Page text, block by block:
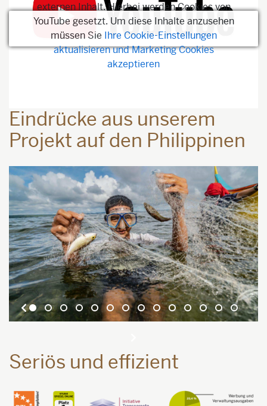
externen Inhalt. Hierbei werden Cookies von
YouTube gesetzt. Um diese Inhalte anzusehen
müssen Sie Ihre Cookie-Einstellungen
aktualisieren und Marketing Cookies
akzeptieren
Eindrücke aus unserem
Projekt auf den Philippinen
Seriös und effizient